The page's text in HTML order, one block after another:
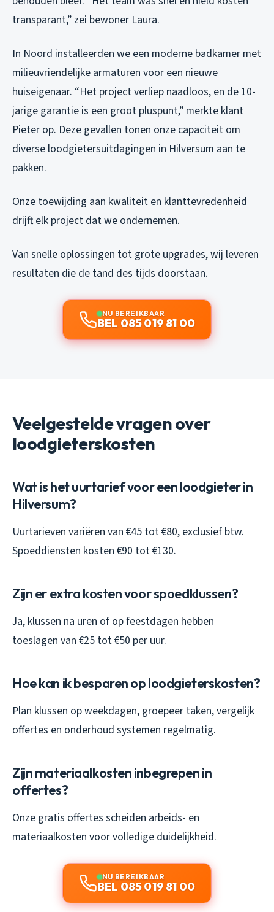
transparant,” zei bewoner Laura.
In Noord installeerden we een moderne badkamer met
milieuvriendelijke armaturen voor een nieuwe
huiseigenaar. “Het project verliep naadloos, en de 10-
jarige garantie is een groot pluspunt,” merkte klant
Pieter op. Deze gevallen tonen onze capaciteit om
diverse loodgietersuitdagingen in Hilversum aan te
pakken.
Onze toewijding aan kwaliteit en klanttevredenheid
drijft elk project dat we ondernemen.
Van snelle oplossingen tot grote upgrades, wij leveren
resultaten die de tand des tijds doorstaan.
NU BEREIKBAAR
BEL 085 019 81 00
Veelgestelde vragen over
loodgieterskosten
Wat is het uurtarief voor een loodgieter in
Hilversum?
Uurtarieven variëren van €45 tot €80, exclusief btw.
Spoeddiensten kosten €90 tot €130.
Zijn er extra kosten voor spoedklussen?
Ja, klussen na uren of op feestdagen hebben
toeslagen van €25 tot €50 per uur.
Hoe kan ik besparen op loodgieterskosten?
Plan klussen op weekdagen, groepeer taken, vergelijk
offertes en onderhoud systemen regelmatig.
Zijn materiaalkosten inbegrepen in
offertes?
Onze gratis offertes scheiden arbeids- en
materiaalkosten voor volledige duidelijkheid.
NU BEREIKBAAR
BEL 085 019 81 00